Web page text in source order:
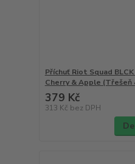
Příchuť Riot Squad
Cherry & Apple
379 Kč
313 Kč bez DPH